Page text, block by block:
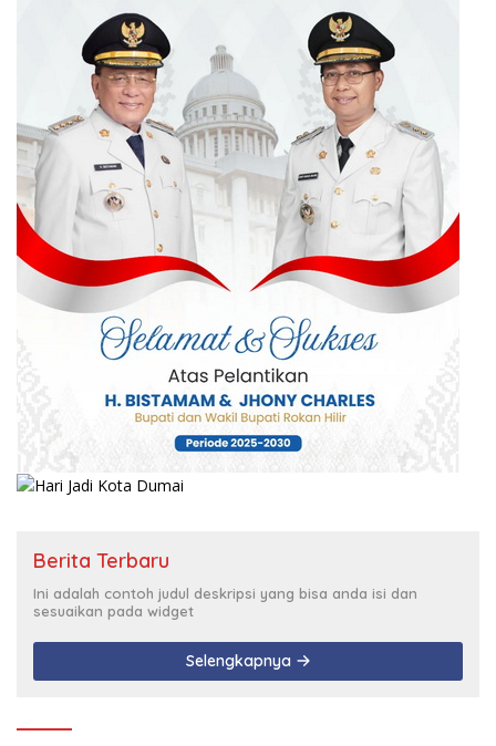
Berita Terbaru
Ini adalah contoh judul deskripsi yang bisa anda isi dan
sesuaikan pada widget
Selengkapnya